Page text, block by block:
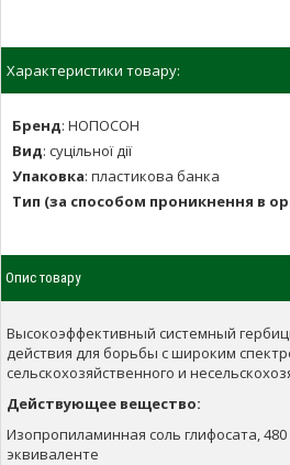
Характеристики товару:
Бренд: НОПОСОН
Вид: суцільної дії
Упаковка: пластикова банка
Тип (за способом проникнення в
Опис товару
Высокоэффективный системный
действия для борьбы с широким
сельскохозяйственного и
Действующее вещество:
Изопропиламинная соль глифосата, 480
эквиваленте